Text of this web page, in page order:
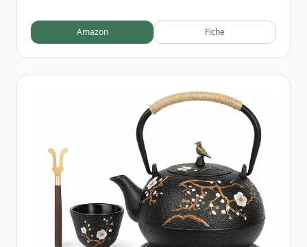
Amazon Fiche